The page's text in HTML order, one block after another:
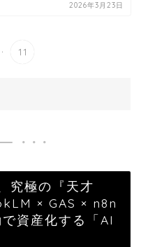
2026年3月23日
11
究極の『天才
× GAS × n8n
資産化する「AI